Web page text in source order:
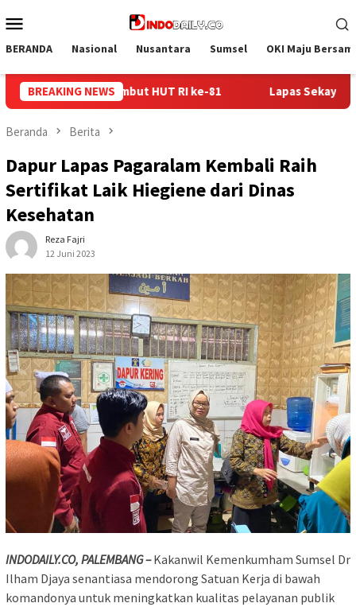
ke
Mobile
BERANDA Nasional Nusantara Sumsel OKI Maju
BREAKING NEWS
Lapas Sekayu Gandeng Kwarcab Muba Berikan Materi Dasar
Beranda Berita
Dapur Lapas Pagaralam Kembali Raih
Sertifikat Laik Hiegiene dari Dinas
Kesehatan
Reza Fajri
12 Juni 2023
INDODAILY.CO, PALEMBANG – Kakanwil Kemenkumham Sumsel Dr
Ilham Djaya senantiasa mendorong Satuan Kerja di bawah
komandonya untuk meningkatkan kualitas pelayanan publik